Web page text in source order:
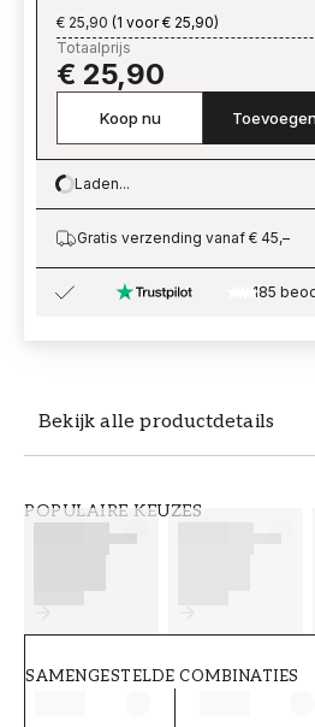
Bekijk alle productdetails
ARTIKELNUMMER
FT38-000-W0000
POPULAIRE KEUZES
SAMENGESTELDE COMBINATIES
€ 25,90 (1 voor € 25,90)
Totaalprijs
€ 25,90
Koop nu
Loading…
Laden...
Gratis verzending vanaf € 45,–
185